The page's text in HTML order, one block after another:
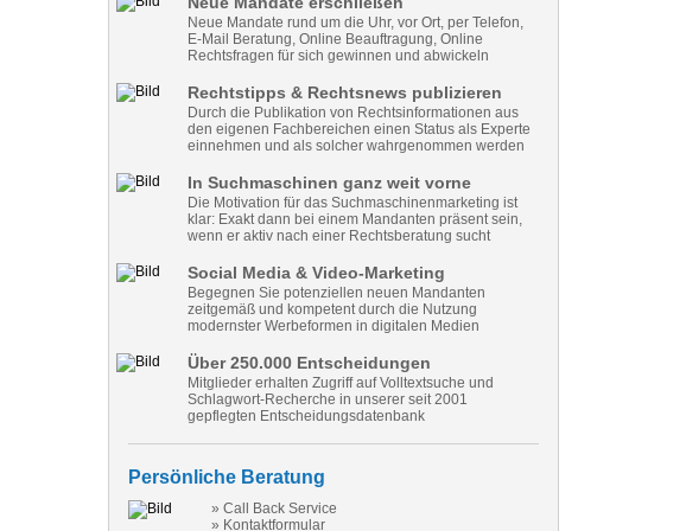
Neue Mandate rund um die Uhr, vor Ort, per Telefon,
E-Mail Beratung, Online Beauftragung, Online
Rechtsfragen für sich gewinnen und abwickeln
Rechtstipps & Rechtsnews publizieren
Durch die Publikation von Rechtsinformationen aus
den eigenen Fachbereichen einen Status als Experte
einnehmen und als solcher wahrgenommen werden
In Suchmaschinen ganz weit vorne
Die Motivation für das Suchmaschinenmarketing ist
klar: Exakt dann bei einem Mandanten präsent sein,
wenn er aktiv nach einer Rechtsberatung sucht
Social Media & Video-Marketing
Begegnen Sie potenziellen neuen Mandanten
zeitgemäß und kompetent durch die Nutzung
modernster Werbeformen in digitalen Medien
Über 250.000 Entscheidungen
Mitglieder erhalten Zugriff auf Volltextsuche und
Schlagwort-Recherche in unserer seit 2001
gepflegten Entscheidungsdatenbank
Persönliche Beratung
» Call Back Service
» Kontaktformular